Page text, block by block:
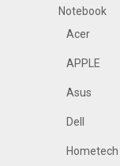
Notebook
Acer
APPLE
Asus
Dell
Hometech